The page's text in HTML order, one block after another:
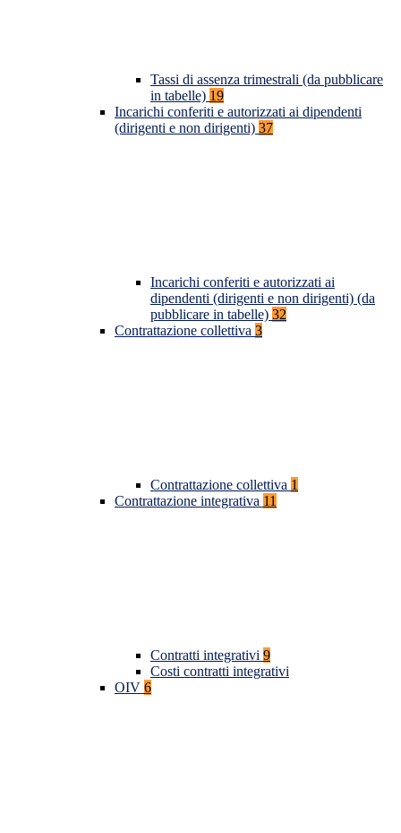
Tassi di assenza trimestrali (da pubblicare
in tabelle) 19
Incarichi conferiti e autorizzati ai dipendenti
(dirigenti e non dirigenti) 37
Incarichi conferiti e autorizzati ai
dipendenti (dirigenti e non dirigenti) (da
pubblicare in tabelle) 32
Contrattazione collettiva 3
Contrattazione collettiva 1
Contrattazione integrativa 11
Contratti integrativi 9
Costi contratti integrativi
OIV 6